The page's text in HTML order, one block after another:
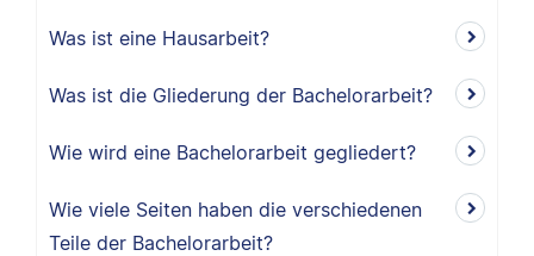
Was ist eine Hausarbeit?
Was ist die Gliederung der Bachelorarbeit?
Wie wird eine Bachelorarbeit gegliedert?
Wie viele Seiten haben die verschiedenen
Teile der Bachelorarbeit?